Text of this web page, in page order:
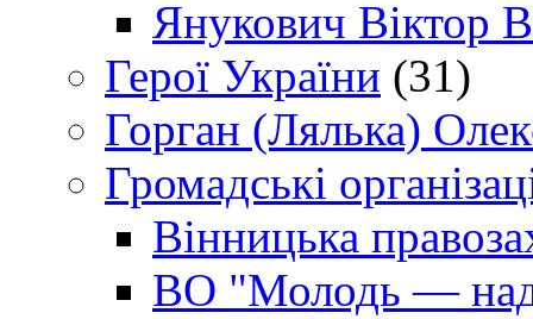
Янукович Віктор
Герої України (31)
Горган (Лялька)
Громадські
Вінницька
ВО "Молодь —